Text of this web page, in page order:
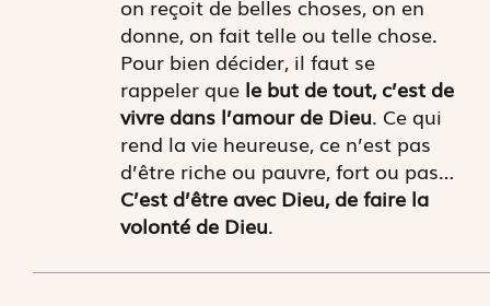
on reçoit de belles choses, on en
donne, on fait telle ou telle chose.
Pour bien décider, il faut se
rappeler que le but de tout, c’est de
vivre dans l’amour de Dieu. Ce qui
rend la vie heureuse, ce n’est pas
d’être riche ou pauvre, fort ou pas…
C’est d’être avec Dieu, de faire la
volonté de Dieu.